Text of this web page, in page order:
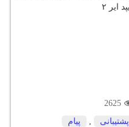
2625
پشتیبانی , پیام